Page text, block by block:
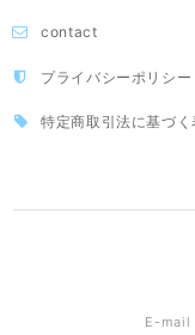
contact
プライバシーポリシー
特定商取引法に基づく
E-mail